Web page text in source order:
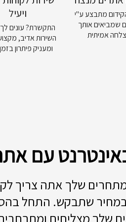
מתבצע ע"י
שמביאים אותך
אמיתית
ויעיל
התקשרת? עונים
השירות אדיב,
ומעניק פיתרון
עם
שלך אתה צריך
במחיר שתבקש. התחל
שלך מצליחים